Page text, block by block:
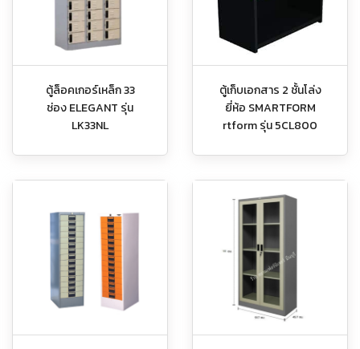
ตู้ล็อคเกอร์เหล็ก 33
ช่อง ELEGANT รุ่น
LK33NL
ตู้เก็บเอกสาร 2 ชั้นโล่ง
ยี่ห้อ SMARTFORM
rtform รุ่น 5CL800